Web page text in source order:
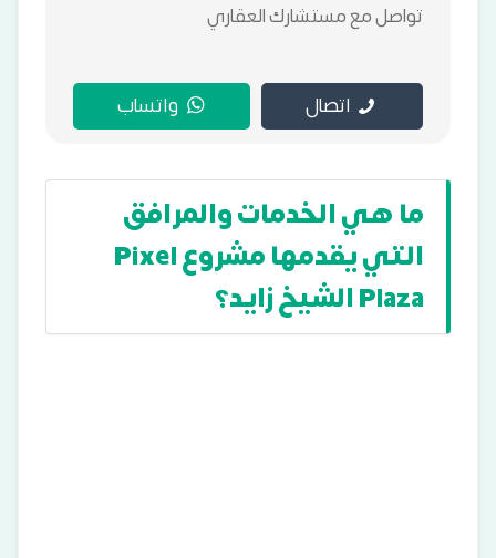
تواصل مع مستشارك العقاري
اتصال واتساب
ما هي الخدمات والمرافق
التي يقدمها مشروع Pixel
Plaza الشيخ زايد؟